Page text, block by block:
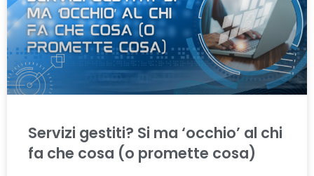
Servizi gestiti? Si ma ‘occhio’ al chi
fa che cosa (o promette cosa)